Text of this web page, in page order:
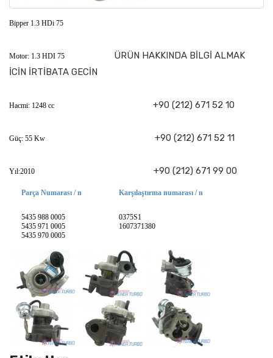
Bipper 1.3 HDi 75
Motor: 1.3 HDI 75 ÜRÜN HAKKINDA BİLGİ ALMAK
İCİN İRTİBATA GECİN
Hacmi: 1248 cc +90 (212) 671 52 10
Güç: 55 Kw +90 (212) 671 52 11
Yıl:2010 +90 (212) 671 99 00
Parça Numarası / n
5435 988 0005
5435 971 0005
5435 970 0005
Karşılaştırma numarası / n
0375S1
1607371380